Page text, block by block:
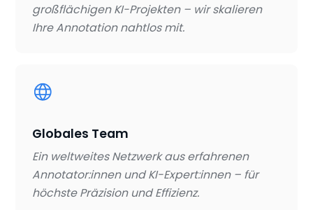
großflächigen KI-Projekten – wir skalieren
Ihre Annotation nahtlos mit.
Globales Team
Ein weltweites Netzwerk aus erfahrenen
Annotator:innen und KI-Expert:innen – für
höchste Präzision und Effizienz.